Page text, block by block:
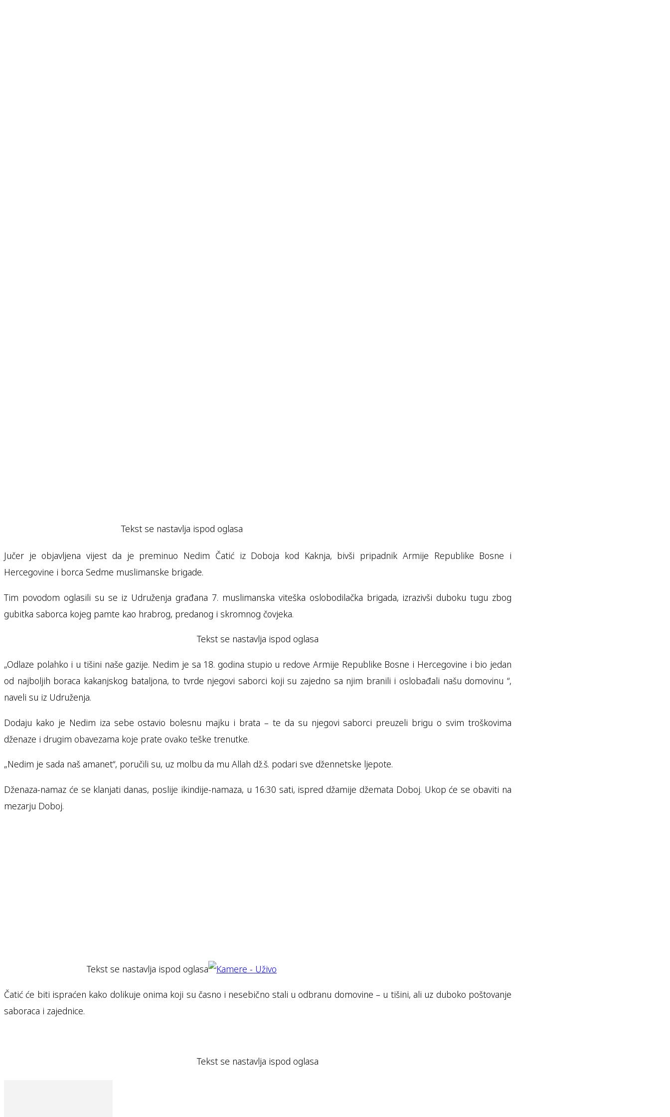
Tekst se nastavlja ispod oglasa
Jučer je objavljena vijest da je preminuo Nedim Čatić iz Doboja kod Kaknja, bivši pripadnik Armije Republike Bosne i
Hercegovine i borca Sedme muslimanske brigade.
Tim povodom oglasili su se iz Udruženja građana 7. muslimanska viteška oslobodilačka brigada, izrazivši duboku tugu zbog
gubitka saborca kojeg pamte kao hrabrog, predanog i skromnog čovjeka.
Tekst se nastavlja ispod oglasa
„Odlaze polahko i u tišini naše gazije. Nedim je sa 18. godina stupio u redove Armije Republike Bosne i Hercegovine i bio jedan
od najboljih boraca kakanjskog bataljona, to tvrde njegovi saborci koji su zajedno sa njim branili i oslobađali našu domovinu “,
naveli su iz Udruženja.
Dodaju kako je Nedim iza sebe ostavio bolesnu majku i brata – te da su njegovi saborci preuzeli brigu o svim troškovima
dženaze i drugim obavezama koje prate ovako teške trenutke.
„Nedim je sada naš amanet“, poručili su, uz molbu da mu Allah dž.š. podari sve džennetske ljepote.
Dženaza-namaz će se klanjati danas, poslije ikindije-namaza, u 16:30 sati, ispred džamije džemata Doboj. Ukop će se obaviti na
mezarju Doboj.
Tekst se nastavlja ispod oglasa
Čatić će biti ispraćen kako dolikuje onima koji su časno i nesebično stali u odbranu domovine – u tišini, ali uz duboko poštovanje
saboraca i zajednice.
Tekst se nastavlja ispod oglasa